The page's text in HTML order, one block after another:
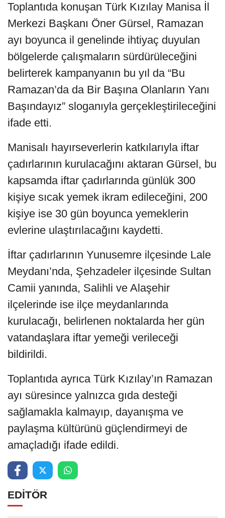
Toplantıda konuşan Türk Kızılay Manisa İl
Merkezi Başkanı Öner Gürsel, Ramazan
ayı boyunca il genelinde ihtiyaç duyulan
bölgelerde çalışmaların sürdürüleceğini
belirterek kampanyanın bu yıl da “Bu
Ramazan’da da Bir Başına Olanların Yanı
Başındayız” sloganıyla gerçekleştirileceğini
ifade etti.
Manisalı hayırseverlerin katkılarıyla iftar
çadırlarının kurulacağını aktaran Gürsel, bu
kapsamda iftar çadırlarında günlük 300
kişiye sıcak yemek ikram edileceğini, 200
kişiye ise 30 gün boyunca yemeklerin
evlerine ulaştırılacağını kaydetti.
İftar çadırlarının Yunusemre ilçesinde Lale
Meydanı’nda, Şehzadeler ilçesinde Sultan
Camii yanında, Salihli ve Alaşehir
ilçelerinde ise ilçe meydanlarında
kurulacağı, belirlenen noktalarda her gün
vatandaşlara iftar yemeği verileceği
bildirildi.
Toplantıda ayrıca Türk Kızılay’ın Ramazan
ayı süresince yalnızca gıda desteği
sağlamakla kalmayıp, dayanışma ve
paylaşma kültürünü güçlendirmeyi de
amaçladığı ifade edildi.
EDİTÖR